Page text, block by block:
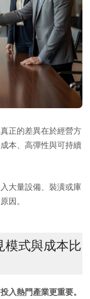
正的差異在於經營方
本、高彈性與可持續
大量設備、裝潢或庫
因。
模式與成本比
入熱門產業更重要。